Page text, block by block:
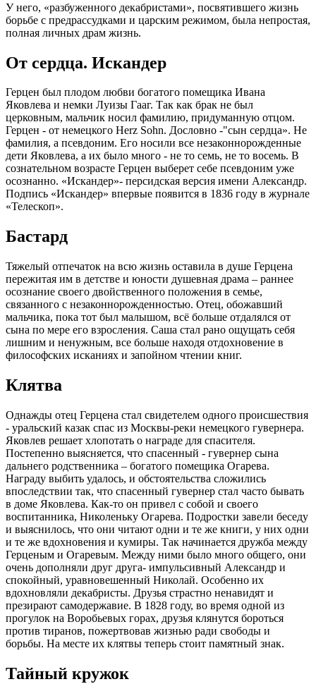
У него, «разбуженного декабристами», посвятившего жизнь
борьбе с предрассудками и царским режимом, была непростая,
полная личных драм жизнь.
От сердца. Искандер
Герцен был плодом любви богатого помещика Ивана
Яковлева и немки Луизы Гааг. Так как брак не был
церковным, мальчик носил фамилию, придуманную отцом.
Герцен - от немецкого Herz Sohn. Дословно -"сын сердца». Не
фамилия, а псевдоним. Его носили все незаконнорожденные
дети Яковлева, а их было много - не то семь, не то восемь. В
сознательном возрасте Герцен выберет себе псевдоним уже
осознанно. «Искандер»- персидская версия имени Александр.
Подпись «Искандер» впервые появится в 1836 году в журнале
«Телескоп».
Бастард
Тяжелый отпечаток на всю жизнь оставила в душе Герцена
пережитая им в детстве и юности душевная драма – раннее
осознание своего двойственного положения в семье,
связанного с незаконнорожденностью. Отец, обожавший
мальчика, пока тот был малышом, всё больше отдалялся от
сына по мере его взросления. Саша стал рано ощущать себя
лишним и ненужным, все больше находя отдохновение в
философских исканиях и запойном чтении книг.
Клятва
Однажды отец Герцена стал свидетелем одного происшествия
- уральский казак спас из Москвы-реки немецкого гувернера.
Яковлев решает хлопотать о награде для спасителя.
Постепенно выясняется, что спасенный - гувернер сына
дальнего родственника – богатого помещика Огарева.
Награду выбить удалось, и обстоятельства сложились
впоследствии так, что спасенный гувернер стал часто бывать
в доме Яковлева. Как-то он привел с собой и своего
воспитанника, Николеньку Огарева. Подростки завели беседу
и выяснилось, что они читают одни и те же книги, у них одни
и те же вдохновения и кумиры. Так начинается дружба между
Герценым и Огаревым. Между ними было много общего, они
очень дополняли друг друга- импульсивный Александр и
спокойный, уравновешенный Николай. Особенно их
вдохновляли декабристы. Друзья страстно ненавидят и
презирают самодержавие. В 1828 году, во время одной из
прогулок на Воробьевых горах, друзья клянутся бороться
против тиранов, пожертвовав жизнью ради свободы и
борьбы. На месте их клятвы теперь стоит памятный знак.
Тайный кружок